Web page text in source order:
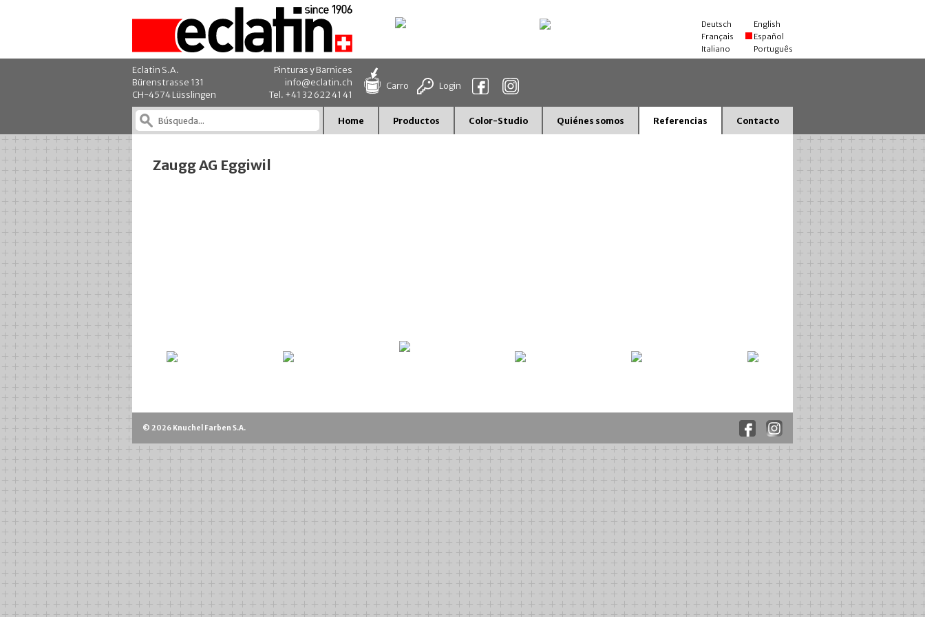
Eclatin S.A.
Bürenstrasse 131
CH-4574 Lüsslingen
Pinturas y Barnices
info@eclatin.ch
Tel. +41 32 622 41 41
Carro Login
Deutsch
Français
Italiano
English
Español
Português
Home Productos Color-Studio Quiénes somos Referencias Contacto
Zaugg AG Eggiwil
© 2026 Knuchel Farben S.A.